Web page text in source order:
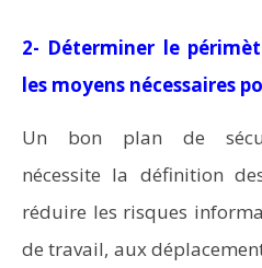
2- Déterminer le
les moyens nécessaires
Un bon plan de
nécessite la définition
réduire les risques
de travail, aux